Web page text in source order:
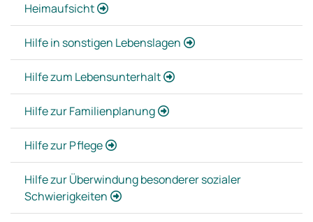
Heimaufsicht
Hilfe in sonstigen Lebenslagen
Hilfe zum Lebensunterhalt
Hilfe zur Familienplanung
Hilfe zur Pflege
Hilfe zur Überwindung besonderer sozialer
Schwierigkeiten